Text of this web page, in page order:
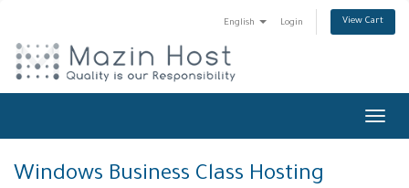
English Login View Cart
Windows Business Class Hosting